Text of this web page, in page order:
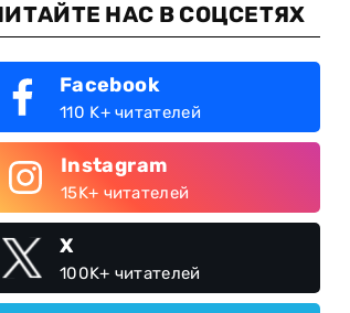
НАС В СОЦСЕТЯХ
Facebook
110 K+ читателей
Instagram
15K+ читателей
X
100K+ читателей